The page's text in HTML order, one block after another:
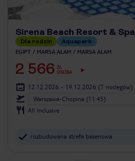
Sirena Beach Resort & Spa
Dla rodzin Aquapark
EGIPT MARSA ALAM MARSA ALAM
2 566 ZŁ
OSOBA
12.12.2026 - 19.12.2026 (7 noclegów)
Warszawa-Chopina (11:45)
All Inclusive
rozbudowana strefa basenowa